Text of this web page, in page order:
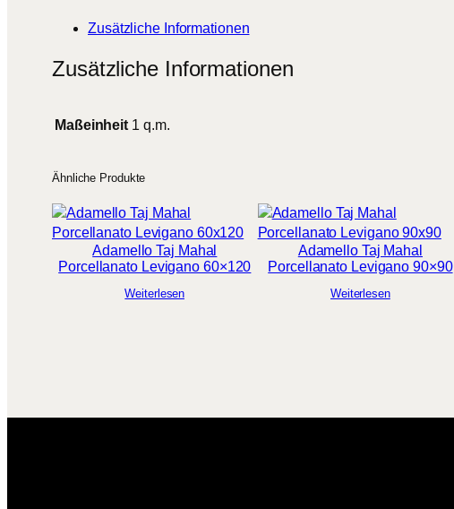
Zusätzliche Informationen
Zusätzliche Informationen
Maßeinheit 1 q.m.
Ähnliche Produkte
Adamello Taj Mahal
Porcellanato Levigano 60×120
Weiterlesen
Adamello Taj Mahal
Porcellanato Levigano 90×90
Weiterlesen